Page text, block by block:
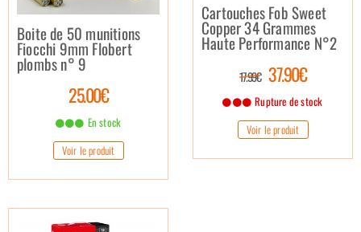
Boite de 50 munitions
Fiocchi 9mm Flobert
plombs n° 9
25.00€
En stock
Voir le produit
Cartouches Fob Sweet
Copper 34 Grammes
Haute Performance N°2
17.99€ 37.90€
Rupture de stock
Voir le produit